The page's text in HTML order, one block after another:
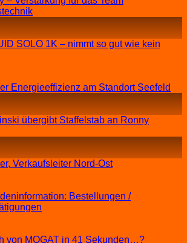
SOLO 1K – nimmt so gut wie kein
Energieeffizienz am Standort Seefeld
übergibt Staffelstab an Ronny
Verkaufsleiter Nord-Ost
Bestellungen /
von MOGAT in 41 Sekunden…?